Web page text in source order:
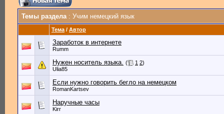
Темы раздела: Учим немецкий язык
Тема / Автор
Заработок в интернете
Rumm
Нужен носитель языка. ( 1 2)
Ulia85
Если нужно говорить бегло на немецком
RomanKartsev
Наручные часы
Kirr